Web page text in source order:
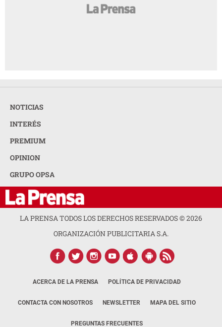
NOTICIAS
INTERÉS
PREMIUM
OPINION
GRUPO OPSA
LA PRENSA TODOS LOS DERECHOS RESERVADOS ©2026
ORGANIZACIÓN PUBLICITARIA S.A.
ACERCA DE LA PRENSA POLÍTICA DE PRIVACIDAD
CONTACTA CON NOSOTROS NEWSLETTER MAPA DEL SITIO
PREGUNTAS FRECUENTES